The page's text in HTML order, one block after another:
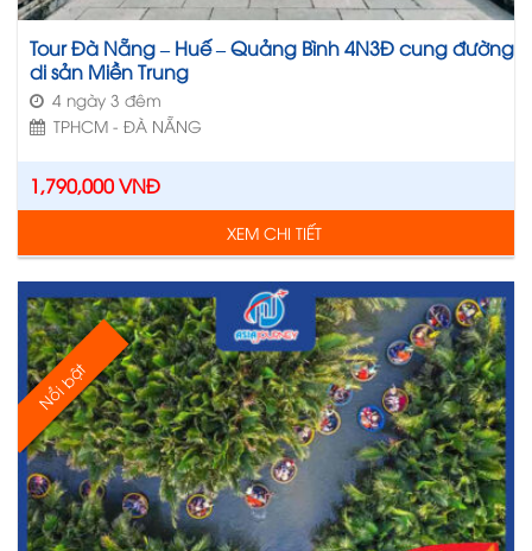
Tour Đà Nẵng – Huế – Quảng Bình 4N3Đ cung đường
di sản Miền Trung
4 ngày 3 đêm
TPHCM - ĐÀ NẴNG
1,790,000VNĐ
XEM CHI TIẾT
Nổi bật